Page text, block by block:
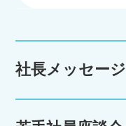
社長メッセージ